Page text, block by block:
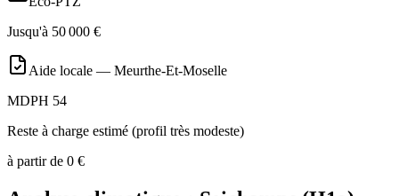
Jusqu'à 50 000 €
Aide locale — Meurthe-Et-Moselle
MDPH 54
Reste à charge estimé (profil très modeste)
à partir de 0 €